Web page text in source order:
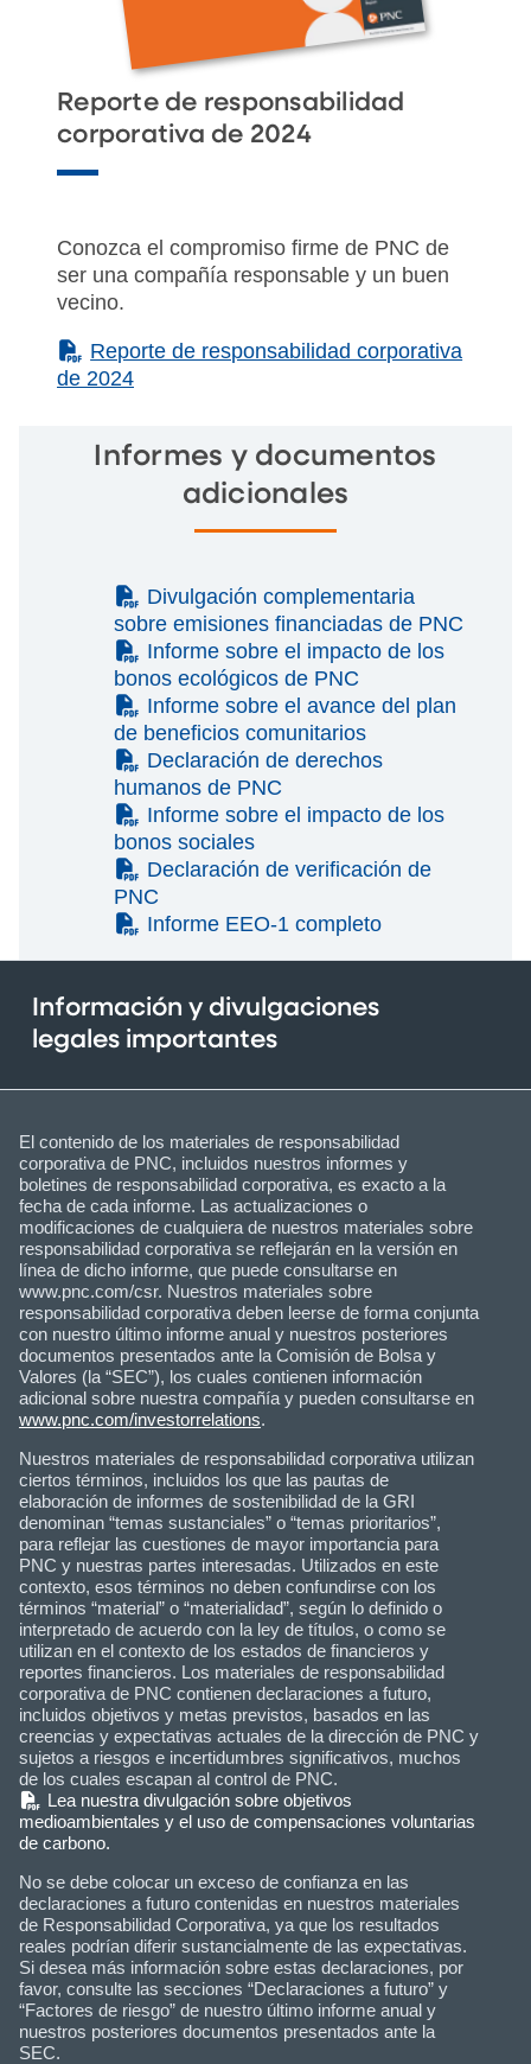
Reporte de responsabilidad
corporativa de 2024
Conozca el compromiso firme de PNC de
ser una compañía responsable y un buen
vecino.
(PDF)
Reporte de responsabilidad corporativa
de 2024
Informes y documentos
adicionales
(PDF)
Divulgación complementaria
sobre emisiones financiadas de PNC
(PDF)
Informe sobre el impacto de los
bonos ecológicos de PNC
(PDF)
Informe sobre el avance del plan
de beneficios comunitarios
(PDF)
Declaración de derechos
humanos de PNC
(PDF)
Informe sobre el impacto de los
bonos sociales
(PDF)
Declaración de verificación de
PNC
(PDF)
Informe EEO-1 completo
Información y divulgaciones
legales importantes
El contenido de los materiales de responsabilidad
corporativa de PNC, incluidos nuestros informes y
boletines de responsabilidad corporativa, es exacto a la
fecha de cada informe. Las actualizaciones o
modificaciones de cualquiera de nuestros materiales sobre
responsabilidad corporativa se reflejarán en la versión en
línea de dicho informe, que puede consultarse en
www.pnc.com/csr. Nuestros materiales sobre
responsabilidad corporativa deben leerse de forma conjunta
con nuestro último informe anual y nuestros posteriores
documentos presentados ante la Comisión de Bolsa y
Valores (la “SEC”), los cuales contienen información
adicional sobre nuestra compañía y pueden consultarse en
www.pnc.com/investorrelations.
Nuestros materiales de responsabilidad corporativa utilizan
ciertos términos, incluidos los que las pautas de
elaboración de informes de sostenibilidad de la GRI
denominan “temas sustanciales” o “temas prioritarios”,
para reflejar las cuestiones de mayor importancia para
PNC y nuestras partes interesadas. Utilizados en este
contexto, esos términos no deben confundirse con los
términos “material” o “materialidad”, según lo definido o
interpretado de acuerdo con la ley de títulos, o como se
utilizan en el contexto de los estados de financieros y
reportes financieros. Los materiales de responsabilidad
corporativa de PNC contienen declaraciones a futuro,
incluidos objetivos y metas previstos, basados en las
creencias y expectativas actuales de la dirección de PNC y
sujetos a riesgos e incertidumbres significativos, muchos
de los cuales escapan al control de PNC.
(PDF)
Lea nuestra divulgación sobre objetivos
medioambientales y el uso de compensaciones voluntarias
de carbono.
No se debe colocar un exceso de confianza en las
declaraciones a futuro contenidas en nuestros materiales
de Responsabilidad Corporativa, ya que los resultados
reales podrían diferir sustancialmente de las expectativas.
Si desea más información sobre estas declaraciones, por
favor, consulte las secciones “Declaraciones a futuro” y
“Factores de riesgo” de nuestro último informe anual y
nuestros posteriores documentos presentados ante la
SEC.